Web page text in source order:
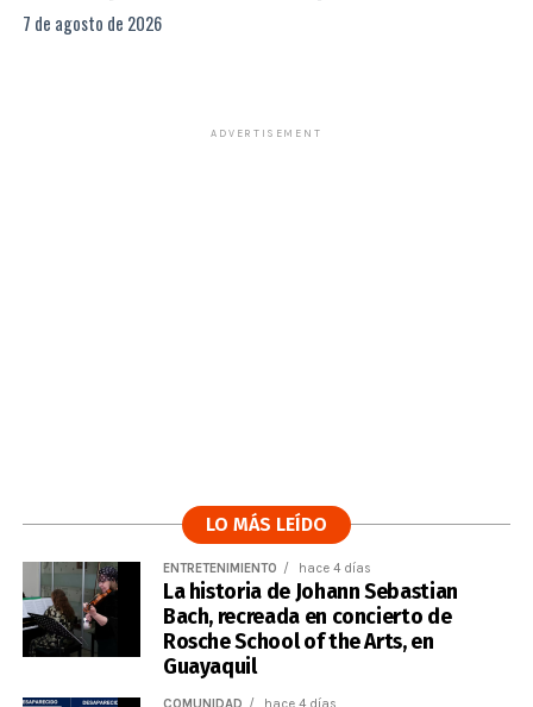
7 de agosto de 2026
ADVERTISEMENT
LO MÁS LEÍDO
ENTRETENIMIENTO hace 4 días
La historia de Johann Sebastian
Bach, recreada en concierto de
Rosche School of the Arts, en
Guayaquil
COMUNIDAD hace 4 días